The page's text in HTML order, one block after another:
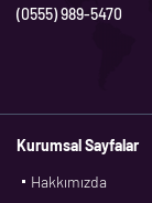
(0555) 989-5470
Kurumsal Sayfalar
Hakkımızda